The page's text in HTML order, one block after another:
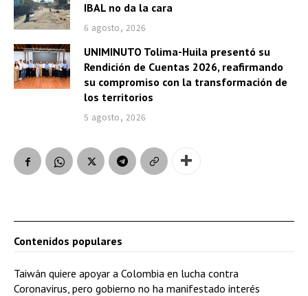
IBAL no da la cara
6 agosto, 2026
UNIMINUTO Tolima-Huila presentó su
Rendición de Cuentas 2026, reafirmando
su compromiso con la transformación de
los territorios
5 agosto, 2026
Contenidos populares
Taiwán quiere apoyar a Colombia en lucha contra
Coronavirus, pero gobierno no ha manifestado interés